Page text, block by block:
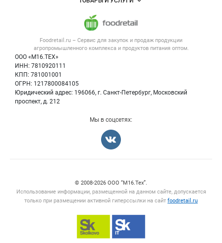
Foodretail.ru – Сервис для закупок и продаж продукции
агропромышленного комплекса и продуктов питания оптом.
ООО «М16.ТЕХ»
ИНН: 7810920111
КПП: 781001001
ОГРН: 1217800084105
Юридический адрес: 196066, г. Санкт-Петербург, Московский
проспект, д. 212
Размещение рекламы
Публичная оферта
Контактная информация
Политика обработки персональных данных
Новости рынка
Вакансии
Напитки, соки, вода
Оборудование для пищепрома
Информация о компаниях
Мы в соцсетях:
© 2008‑2026 ООО “М16.Тех”.
Использование информации, размещенной на данном сайте, допускается
только при размещении активной гиперссылки на сайт foodretail.ru